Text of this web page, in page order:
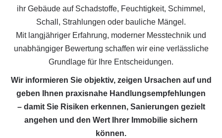
ihr Gebäude auf Schadstoffe, Feuchtigkeit, Schimmel,
Schall, Strahlungen oder bauliche Mängel.
Mit langjähriger Erfahrung, moderner Messtechnik und
unabhängiger Bewertung schaffen wir eine verlässliche
Grundlage für Ihre Entscheidungen.
Wir informieren Sie objektiv, zeigen Ursachen auf und
geben Ihnen praxisnahe Handlungsempfehlungen
– damit Sie Risiken erkennen, Sanierungen gezielt
angehen und den Wert Ihrer Immobilie sichern
können.